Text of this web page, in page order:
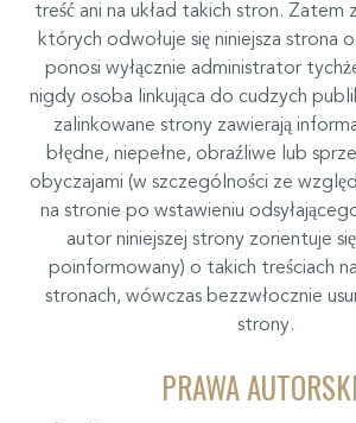
treść ani na układ takich stron. Zatem
których odwołuje się niniejsza strona
ponosi wyłącznie administrator
nigdy osoba linkująca do cudzych
zalinkowane strony zawierają
błędne, niepełne, obraźliwe lub
obyczajami (w szczególności ze
na stronie po wstawieniu
autor niniejszej strony zorientuje
poinformowany) o takich treściach
stronach, wówczas bezzwłocznie
strony.
PRAWA